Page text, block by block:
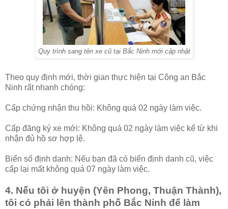
Quy trình sang tên xe cũ tại Bắc Ninh mới cập nhật
Theo quy định mới, thời gian thực hiện tại Công an Bắc
Ninh rất nhanh chóng:
Cấp chứng nhận thu hồi: Không quá 02 ngày làm việc.
Cấp đăng ký xe mới: Không quá 02 ngày làm việc kể từ khi
nhận đủ hồ sơ hợp lệ.
Biển số định danh: Nếu bạn đã có biển định danh cũ, việc
cấp lại mất không quá 07 ngày làm việc.
4. Nếu tôi ở huyện (Yên Phong, Thuận Thành),
tôi có phải lên thành phố Bắc Ninh để làm